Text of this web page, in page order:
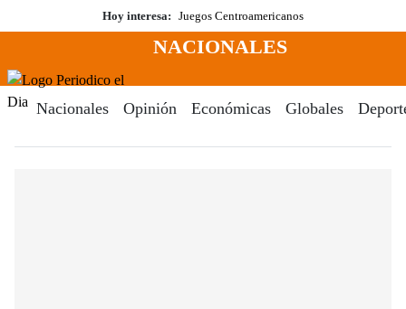
al
Hoy interesa: Juegos Centroamericanos
Menú
NACIONALES
Nacionales Opinión Económicas Globales